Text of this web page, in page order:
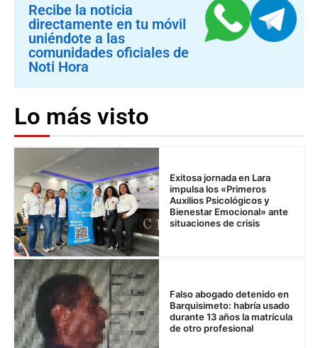
Recibe la noticia
directamente en tu móvil
uniéndote a las
comunidades oficiales de
Noti Hora
Lo más visto
Exitosa jornada en Lara
impulsa los «Primeros
Auxilios Psicológicos y
Bienestar Emocional» ante
situaciones de crisis
Falso abogado detenido en
Barquisimeto: habría usado
durante 13 años la matrícula
de otro profesional